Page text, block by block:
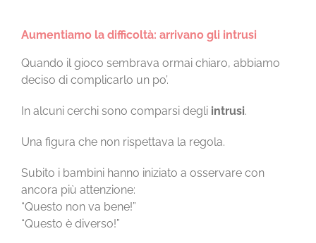
Aumentiamo la difficoltà: arrivano gli intrusi
Quando il gioco sembrava ormai chiaro, abbiamo
deciso di complicarlo un po’.
In alcuni cerchi sono comparsi degli intrusi.
Una figura che non rispettava la regola.
Subito i bambini hanno iniziato a osservare con
ancora più attenzione:
“Questo non va bene!”
“Questo è diverso!”